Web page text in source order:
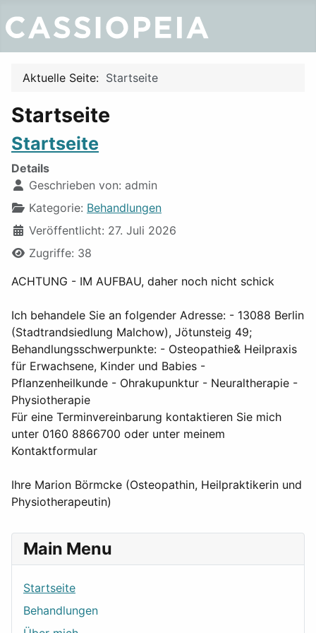
Aktuelle Seite: Startseite
Startseite
Startseite
Details
Geschrieben von: admin
Kategorie: Behandlungen
Veröffentlicht: 27. Juli 2026
Zugriffe: 38
ACHTUNG - IM AUFBAU, daher noch nicht schick
Ich behandele Sie an folgender Adresse: - 13088 Berlin
(Stadtrandsiedlung Malchow), Jötunsteig 49;
Behandlungsschwerpunkte: - Osteopathie& Heilpraxis
für Erwachsene, Kinder und Babies -
Pflanzenheilkunde - Ohrakupunktur - Neuraltherapie -
Physiotherapie
Für eine Terminvereinbarung kontaktieren Sie mich
unter 0160 8866700 oder unter meinem
Kontaktformular
Ihre Marion Börmcke (Osteopathin, Heilpraktikerin und
Physiotherapeutin)
Main Menu
Startseite
Behandlungen